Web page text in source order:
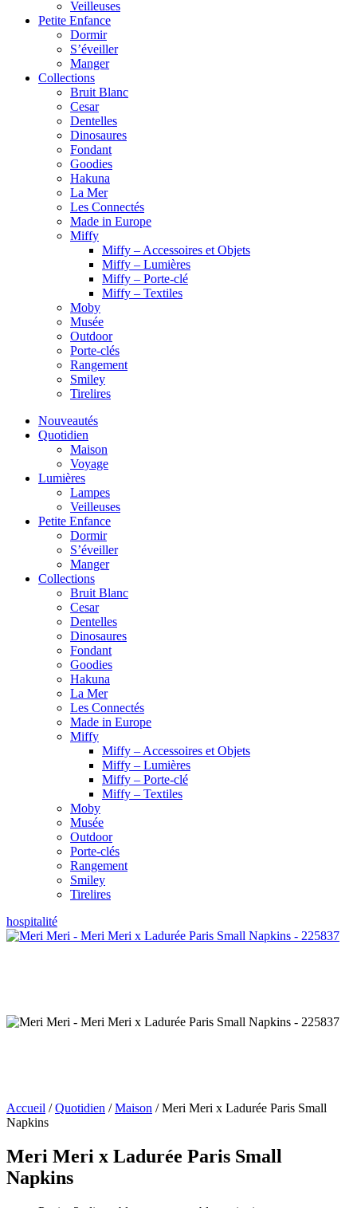
Veilleuses
Petite Enfance
Dormir
S’éveiller
Manger
Collections
Bruit Blanc
Cesar
Dentelles
Dinosaures
Fondant
Goodies
Hakuna
La Mer
Les Connectés
Made in Europe
Miffy
Miffy – Accessoires et Objets
Miffy – Lumières
Miffy – Porte-clé
Miffy – Textiles
Moby
Musée
Outdoor
Porte-clés
Rangement
Smiley
Tirelires
Nouveautés
Quotidien
Maison
Voyage
Lumières
Lampes
Veilleuses
Petite Enfance
Dormir
S’éveiller
Manger
Collections
Bruit Blanc
Cesar
Dentelles
Dinosaures
Fondant
Goodies
Hakuna
La Mer
Les Connectés
Made in Europe
Miffy
Miffy – Accessoires et Objets
Miffy – Lumières
Miffy – Porte-clé
Miffy – Textiles
Moby
Musée
Outdoor
Porte-clés
Rangement
Smiley
Tirelires
hospitalité
Accueil /Quotidien /Maison / Meri Meri x Ladurée Paris Small
Napkins
Meri Meri x Ladurée Paris Small
Napkins